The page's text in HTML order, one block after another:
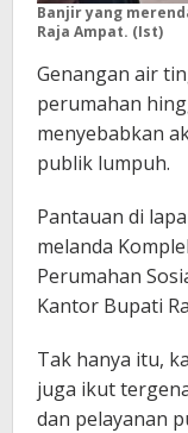
Banjir yang
Raja Ampat. (Ist)
Genangan air
perumahan
menyebabkan
publik lumpuh.
Pantauan di
melanda
Perumahan
Kantor Bupati
Tak hanya itu,
juga ikut
dan pelayanan